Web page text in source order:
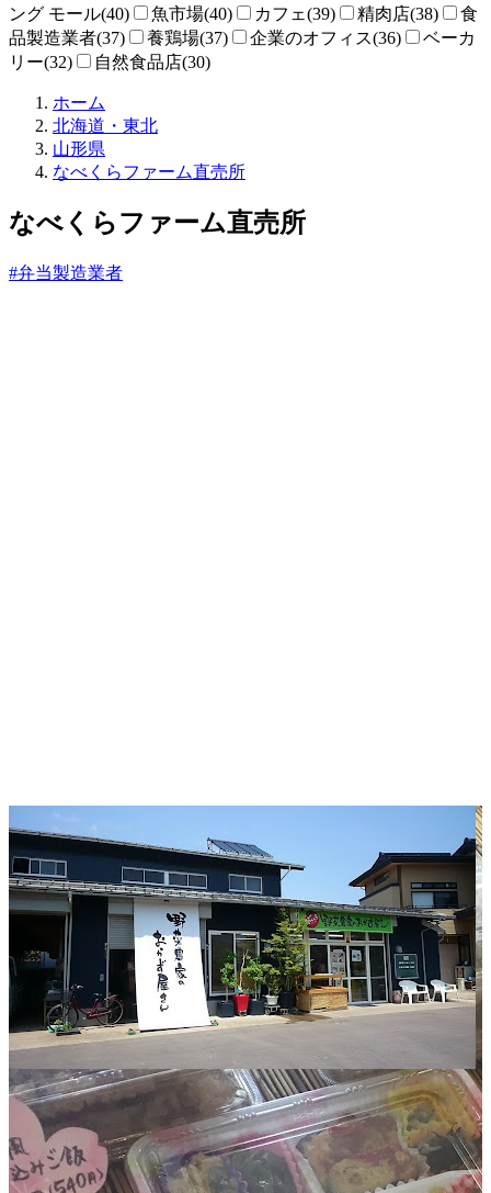
ング モール(40)
魚市場(40) カフェ(39) 精肉店(38)
食
品製造業者(37)
養鶏場(37) 企業のオフィス(36)
ベーカ
リー(32)
自然食品店(30)
ホーム
売
ね
と
北海道・東北
山形県
なべくらファーム直売所
なべくらファーム直売所
#弁当製造業者